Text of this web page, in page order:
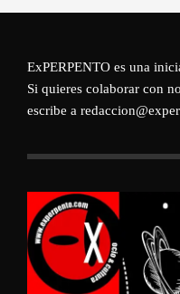
ExPERPENTO es una
Si quieres colaborar con
escribe a